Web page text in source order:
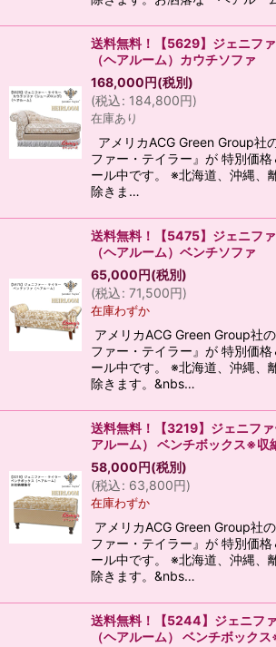
送料無料！【5629】ジェニフ
（ヘアルーム）カウチソファ
168,000円(税別)
(税込: 184,800円)
在庫あり
アメリカACG Green Group社
ファー・テイラー』が 特別価
ール中です。 ※北海道、沖縄、
除きま…
送料無料！【5475】ジェニフ
（ヘアルーム）ベンチソファ
65,000円(税別)
(税込: 71,500円)
在庫わずか
アメリカACG Green Group社
ファー・テイラー』が 特別価
ール中です。 ※北海道、沖縄、
除きます。&nbs…
送料無料！【3219】ジェニフ
アルーム） ベンチボックス※収
58,000円(税別)
(税込: 63,800円)
在庫わずか
アメリカACG Green Group社
ファー・テイラー』が 特別価
ール中です。 ※北海道、沖縄、
除きます。&nbs…
送料無料！【5244】ジェニフ
（ヘアルーム） ベンチボック